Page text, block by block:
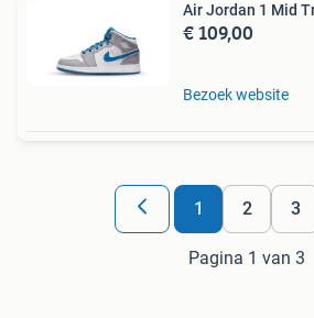
Air Jordan 1 Mid
€ 109,00
Bezoek website
1 2 3
Pagina 1 van 3